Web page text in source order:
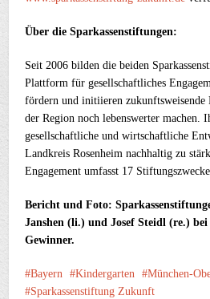
Über die Sparkassenstiftungen:
Seit 2006 bilden die beiden
Plattform für gesellschaftliches
fördern und initiieren zukunftsweisende
der Region noch lebenswerter machen.
gesellschaftliche und wirtschaftliche
Landkreis Rosenheim nachhaltig zu
Engagement umfasst 17
Bericht und Foto:
Janshen (li.) und Josef Steidl (re.)
Gewinner.
Bayern Kindergarten München-
Sparkassenstiftung Zukunft